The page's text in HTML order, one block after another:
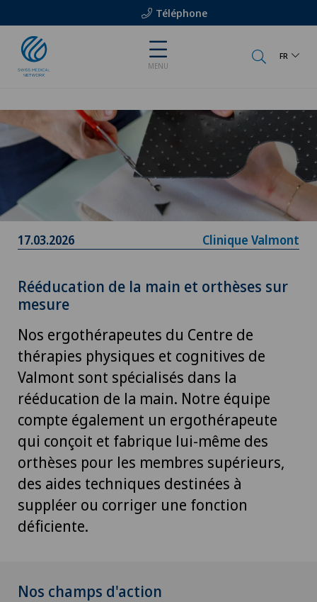
Téléphone
MENU
FR
17.03.2026 Clinique Valmont
Rééducation de la main et orthèses sur
mesure
Nos ergothérapeutes du Centre de
thérapies physiques et cognitives de
Valmont sont spécialisés dans la
rééducation de la main. Notre équipe
compte également un ergothérapeute
qui conçoit et fabrique lui-même des
orthèses pour les membres supérieurs,
des aides techniques destinées à
suppléer ou corriger une fonction
déficiente.
Nos champs d'action